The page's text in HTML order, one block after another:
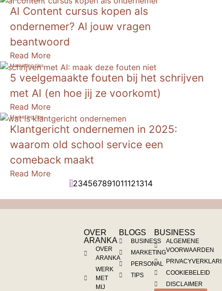
AI Content cursus kopen als
ondernemer? Al jouw vragen
beantwoord
Read More
Marketing tips
5 veelgemaakte fouten bij het schrijven
met AI (en hoe jij ze voorkomt)
Read More
Marketing tips
Klantgericht ondernemen in 2025:
waarom old school service een
comeback maakt
Read More
1234567891011121314
OVER
ARANKA
OVER
ARANKA
WERK
MET
MIJ
BLOGS
BUSINESS
MARKETING
PERSONAL
TIPS
BUSINESS
ALGEMENE
VOORWAARDEN
COOKIEBELEID
DISCLAIMER